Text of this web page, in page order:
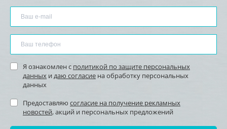
Я ознакомлен с политикой по защите персональных
данных и даю согласие на обработку персональных
данных
Предоставляю согласие на получение рекламных
новостей, акций и персональных предложений